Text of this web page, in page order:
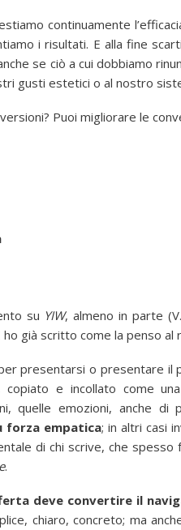
continuamente
i risultati. E alla fine
se ciò a cui dobbiamo
gusti estetici o al nostro
Puoi migliorare le
su YIW, almeno in parte (V.
ho già scritto come la penso al
presentarsi o presentare
copiato e incollato come
quelle emozioni, anche di
forza empatica; in altri casi
di chi scrive, che
.
deve convertire il
chiaro, concreto; ma